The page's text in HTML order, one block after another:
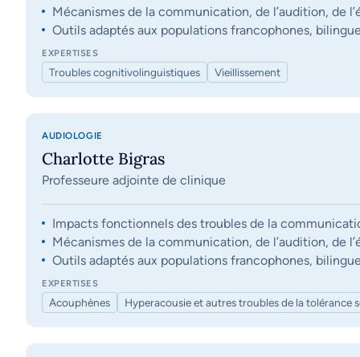
Mécanismes de la communication, de l’audition, de
Outils adaptés aux populations francophones,
EXPERTISES
Troubles cognitivolinguistiques Vieillissement
AUDIOLOGIE
Charlotte Bigras
Professeure adjointe de clinique
Impacts fonctionnels des troubles de la
Mécanismes de la communication, de l’audition, de
Outils adaptés aux populations francophones,
EXPERTISES
Acouphènes Hyperacousie et autres troubles de la tolérance